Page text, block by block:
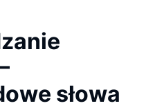
słowa